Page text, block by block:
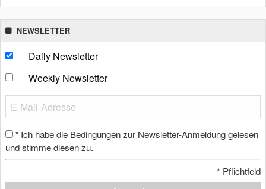
NEWSLETTER
Daily Newsletter
Weekly Newsletter
* Ich habe die Bedingungen zur Newsletter-Anmeldung gelesen
und stimme diesen zu.
* Pflichtfeld